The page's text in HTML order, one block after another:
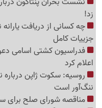
زد!
چه کسانی از دریافت
جزییات کامل
فدراسیون کشتی اسامی
اعلام کرد
روسیه: سکوت ژاپن درباره
ننگ‌آور است
مناقصه شورای صلح برای